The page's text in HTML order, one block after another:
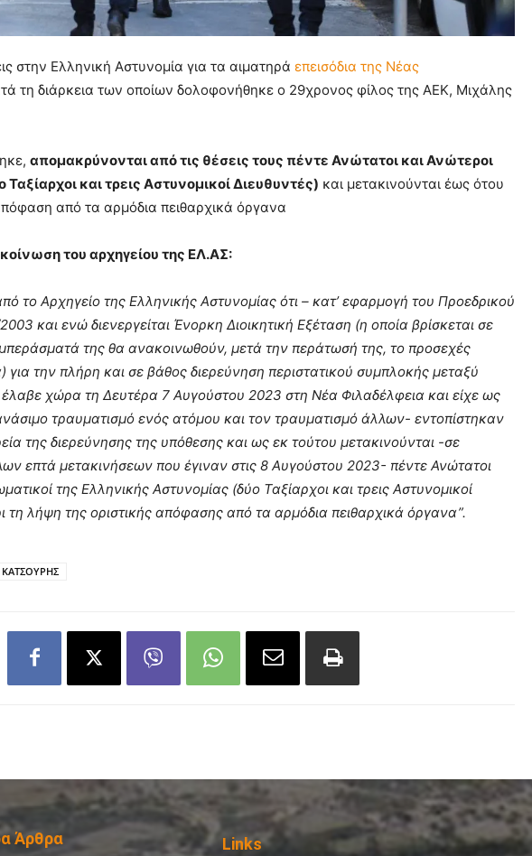
στην Ελληνική Αστυνομία για τα αιματηρά επεισόδια της Νέας
τη διάρκεια των οποίων δολοφονήθηκε ο 29χρονος φίλος της ΑΕΚ, Μιχάλης
απομακρύνονταιαπό τις θέσεις τους πέντε Ανώτατοι και Ανώτεροι
Ταξίαρχοι και τρεις Αστυνομικοί Διευθυντές) και μετακινούνται έως ότου
από τα αρμόδια πειθαρχικά όργανα
του αρχηγείου της ΕΛ.ΑΣ:
το Αρχηγείο της Ελληνικής Αστυνομίας ότι – κατ’ εφαρμογή του Προεδρικού
και ενώ διενεργείται Ένορκη Διοικητική Εξέταση (η οποία βρίσκεται σε
της θα ανακοινωθούν, μετά την περάτωσή της, το προσεχές
για την πλήρη και σε βάθος διερεύνηση περιστατικού συμπλοκής μεταξύ
χώρα τη Δευτέρα 7 Αυγούστου 2023 στη Νέα Φιλαδέλφεια και είχε ως
τραυματισμό ενός ατόμου και τον τραυματισμό άλλων- εντοπίστηκαν
της διερεύνησης της υπόθεσης και ως εκ τούτου μετακινούνται -σε
επτά μετακινήσεων που έγιναν στις 8 Αυγούστου 2023- πέντε Ανώτατοι
της Ελληνικής Αστυνομίας (δύο Ταξίαρχοι και τρεις Αστυνομικοί
τη λήψη της οριστικής απόφασης από τα αρμόδια πειθαρχικά όργανα”.
ΚΑΤΣΟΥΡΗΣ
Άρθρα Links